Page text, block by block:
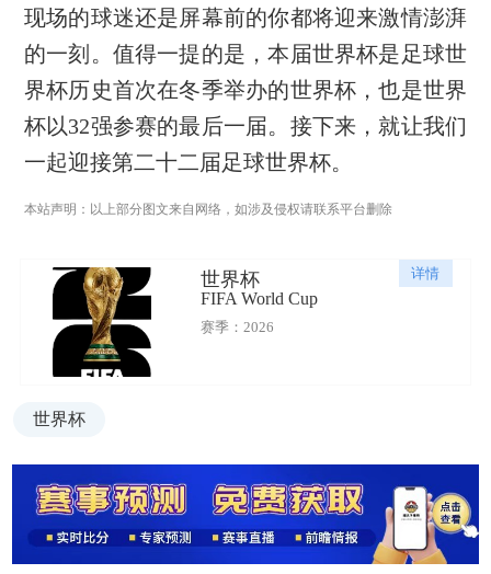
现场的球迷还是屏幕前的你都将迎来激情澎湃
的一刻。值得一提的是，本届世界杯是足球世
界杯历史首次在冬季举办的世界杯，也是世界
杯以32强参赛的最后一届。接下来，就让我们
一起迎接第二十二届足球世界杯。
本站声明：以上部分图文来自网络，如涉及侵权请联系平台删除
详情
世界杯
FIFA World Cup
赛季：2026
世界杯